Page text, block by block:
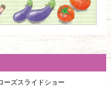
ーズスライドショー